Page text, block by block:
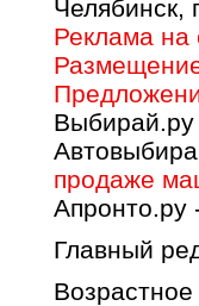
Челябинск,
Реклама на
Выбирай.ру
продаже
Апронто.ру
Главный